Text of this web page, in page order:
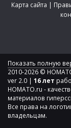
Карта сайта |
Показать полную
2010-2026 ©
ver 2.0 | 16 лет
HOMATO.ru -
материалов
Все права на
владельцам.